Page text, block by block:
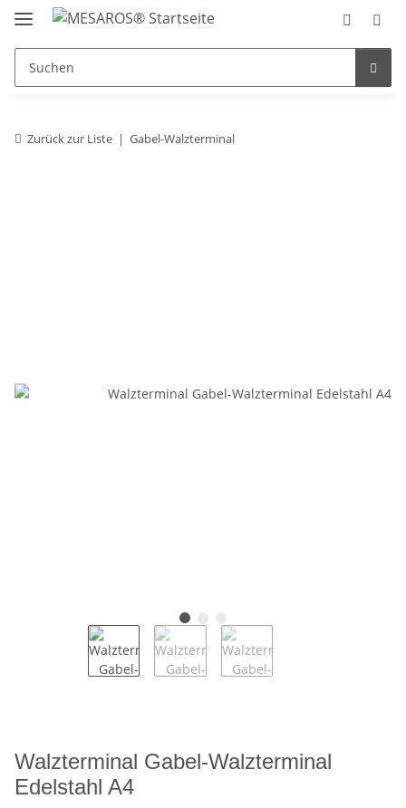
Zurück zur Liste Gabel-Walzterminal
Walzterminal Gabel-Walzterminal
Edelstahl A4